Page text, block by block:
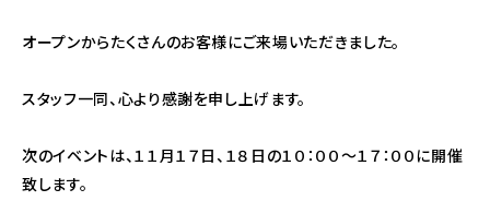
オープンからたくさんのお客様にご来場いただきました。
スタッフ一同、心より感謝を申し上げます。
次のイベントは、１１月１７日、１８日の１０：００～１７：００に開催
致します。